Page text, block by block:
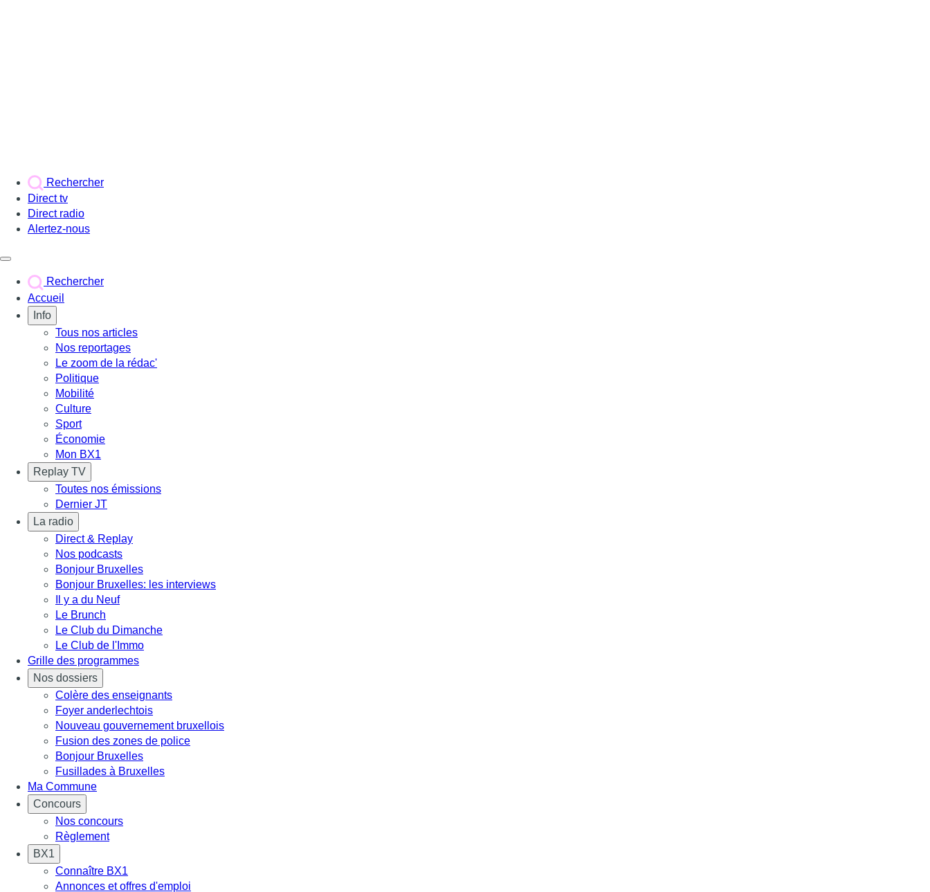
Rechercher
Direct tv
Direct radio
Alertez-nous
Rechercher
Accueil
Info
Tous nos articles
Nos reportages
Le zoom de la rédac'
Politique
Mobilité
Culture
Sport
Économie
Mon BX1
Replay TV
Toutes nos émissions
Dernier JT
La radio
Direct & Replay
Nos podcasts
Bonjour Bruxelles
Bonjour Bruxelles: les interviews
Il y a du Neuf
Le Brunch
Le Club du Dimanche
Le Club de l'Immo
Grille des programmes
Nos dossiers
Colère des enseignants
Foyer anderlechtois
Nouveau gouvernement bruxellois
Fusion des zones de police
Bonjour Bruxelles
Fusillades à Bruxelles
Ma Commune
Concours
Nos concours
Règlement
BX1
Connaître BX1
Annonces et offres d'emploi